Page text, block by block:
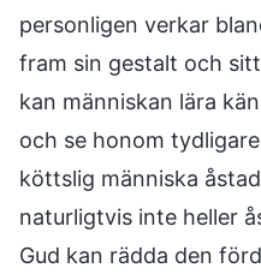
personligen verkar
fram sin gestalt och
kan människan lära
och se honom
köttslig människa
naturligtvis inte heller
Gud kan rädda den